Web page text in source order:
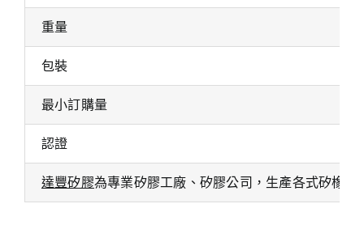
重量
包裝
最小訂購量
認證
達豐矽膠為專業矽膠工廠、矽膠公司，生產各式矽橡